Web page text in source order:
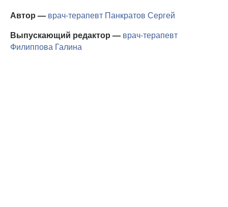
Автор — врач-терапевт Панкратов Сергей
Выпускающий редактор — врач-терапевт
Филиппова Галина